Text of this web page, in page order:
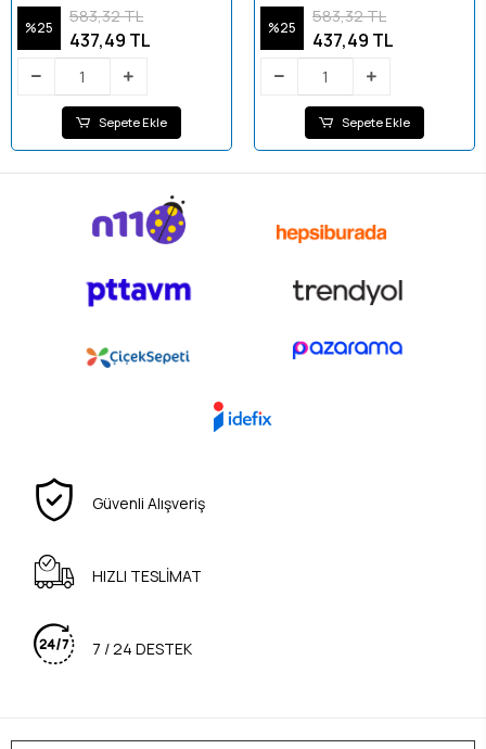
%25
583,32 TL
437,49 TL
Sepete Ekle
%25
583,32 TL
437,49 TL
Sepete Ekle
Güvenli Alışveriş
HIZLI TESLİMAT
7 / 24 DESTEK